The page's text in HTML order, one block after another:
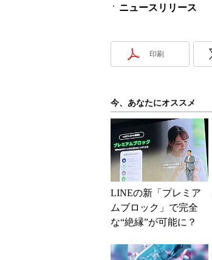
ニュースリリース
印刷
今、あなたにオススメ
LINEの新「プレミア
ムブロック」で完全
な“絶縁”が可能に？
能との決定的な違い